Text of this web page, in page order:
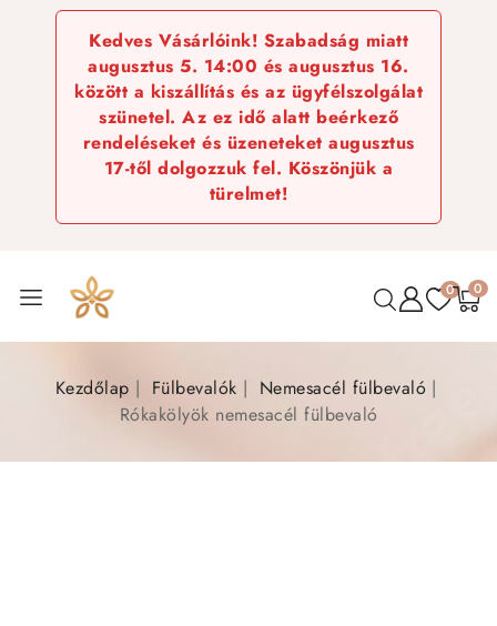
Kedves Vásárlóink! Szabadság miatt
augusztus 5. 14:00 és augusztus 16.
között a kiszállítás és az ügyfélszolgálat
szünetel. Az ez idő alatt beérkező
rendeléseket és üzeneteket augusztus
17-től dolgozzuk fel. Köszönjük a
türelmet!
0 0
Kezdőlap Fülbevalók
Nemesacél fülbevaló
Rókakölyök nemesacél fülbevaló